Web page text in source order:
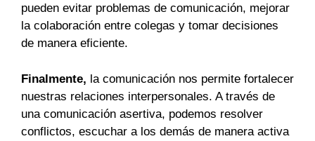
pueden evitar problemas de comunicación, mejorar
la colaboración entre colegas y tomar decisiones
de manera eficiente.
Finalmente, la comunicación nos permite fortalecer
nuestras relaciones interpersonales. A través de
una comunicación asertiva, podemos resolver
conflictos, escuchar a los demás de manera activa